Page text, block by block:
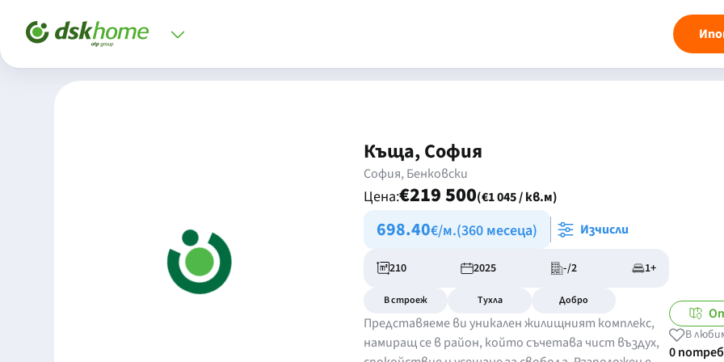
Къща, София
София, Бенковски
Цена:€219 500(€1 045 / кв.м)
698.40€/м.(360 месеца) Изчисли
210 2025 -/2 1+
В строеж Тухла Добро
Представяеме ви уникален жилищният комплекс,
намиращ се в район, който съчетава чист въздух,
В
0